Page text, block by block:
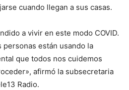
cuando llegan a sus casas.
a vivir en este modo COVID.
están usando la
que todos nos cuidemos
afirmó la subsecretaria
Radio.